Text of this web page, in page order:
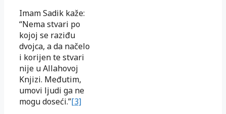
Imam Sadik kaže:
“Nema stvari po
kojoj se raziđu
dvojca, a da načelo
i korijen te stvari
nije u Allahovoj
Knjizi. Međutim,
umovi ljudi ga ne
mogu doseći.”[3]